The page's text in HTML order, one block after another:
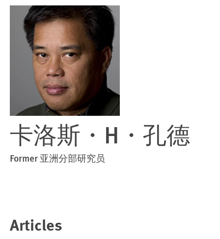
卡洛斯・H・孔德
Former 亚洲分部研究员
Articles